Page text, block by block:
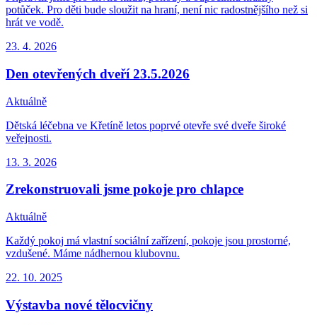
potůček. Pro děti bude sloužit na hraní, není nic radostnějšího než si
hrát ve vodě.
23. 4. 2026
Den otevřených dveří 23.5.2026
Aktuálně
Dětská léčebna ve Křetíně letos poprvé otevře své dveře široké
veřejnosti.
13. 3. 2026
Zrekonstruovali jsme pokoje pro chlapce
Aktuálně
Každý pokoj má vlastní sociální zařízení, pokoje jsou prostorné,
vzdušené. Máme nádhernou klubovnu.
22. 10. 2025
Výstavba nové tělocvičny